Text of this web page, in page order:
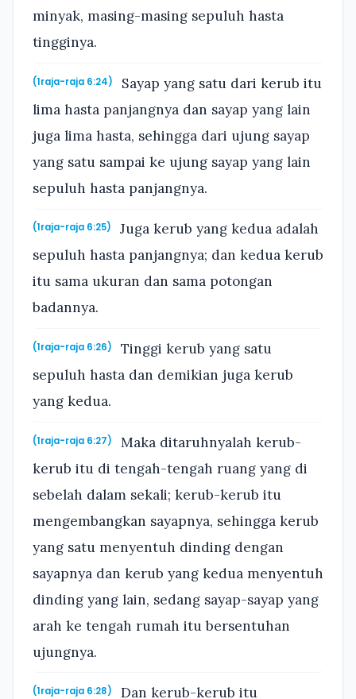
minyak, masing-masing sepuluh hasta
tingginya.
(1raja-raja 6:24)
Sayap yang satu dari kerub itu
lima hasta panjangnya dan sayap yang lain
juga lima hasta, sehingga dari ujung sayap
yang satu sampai ke ujung sayap yang lain
sepuluh hasta panjangnya.
(1raja-raja 6:25)
Juga kerub yang kedua adalah
sepuluh hasta panjangnya; dan kedua kerub
itu sama ukuran dan sama potongan
badannya.
(1raja-raja 6:26)
Tinggi kerub yang satu
sepuluh hasta dan demikian juga kerub
yang kedua.
(1raja-raja 6:27)
Maka ditaruhnyalah kerub-
kerub itu di tengah-tengah ruang yang di
sebelah dalam sekali; kerub-kerub itu
mengembangkan sayapnya, sehingga kerub
yang satu menyentuh dinding dengan
sayapnya dan kerub yang kedua menyentuh
dinding yang lain, sedang sayap-sayap yang
arah ke tengah rumah itu bersentuhan
ujungnya.
(1raja-raja 6:28) Dan kerub-kerub itu